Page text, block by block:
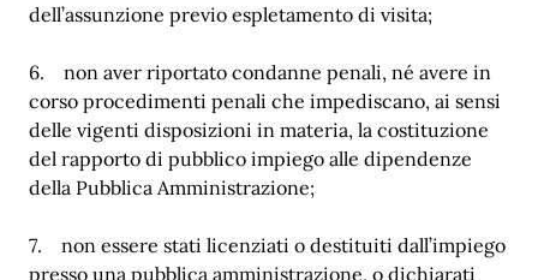
dell’assunzione previo espletamento di visita;
6. non aver riportato condanne penali, né avere in
corso procedimenti penali che impediscano, ai sensi
delle vigenti disposizioni in materia, la costituzione
del rapporto di pubblico impiego alle dipendenze
della Pubblica Amministrazione;
7. non essere stati licenziati o destituiti dall’impiego
presso una pubblica amministrazione, o dichiarati